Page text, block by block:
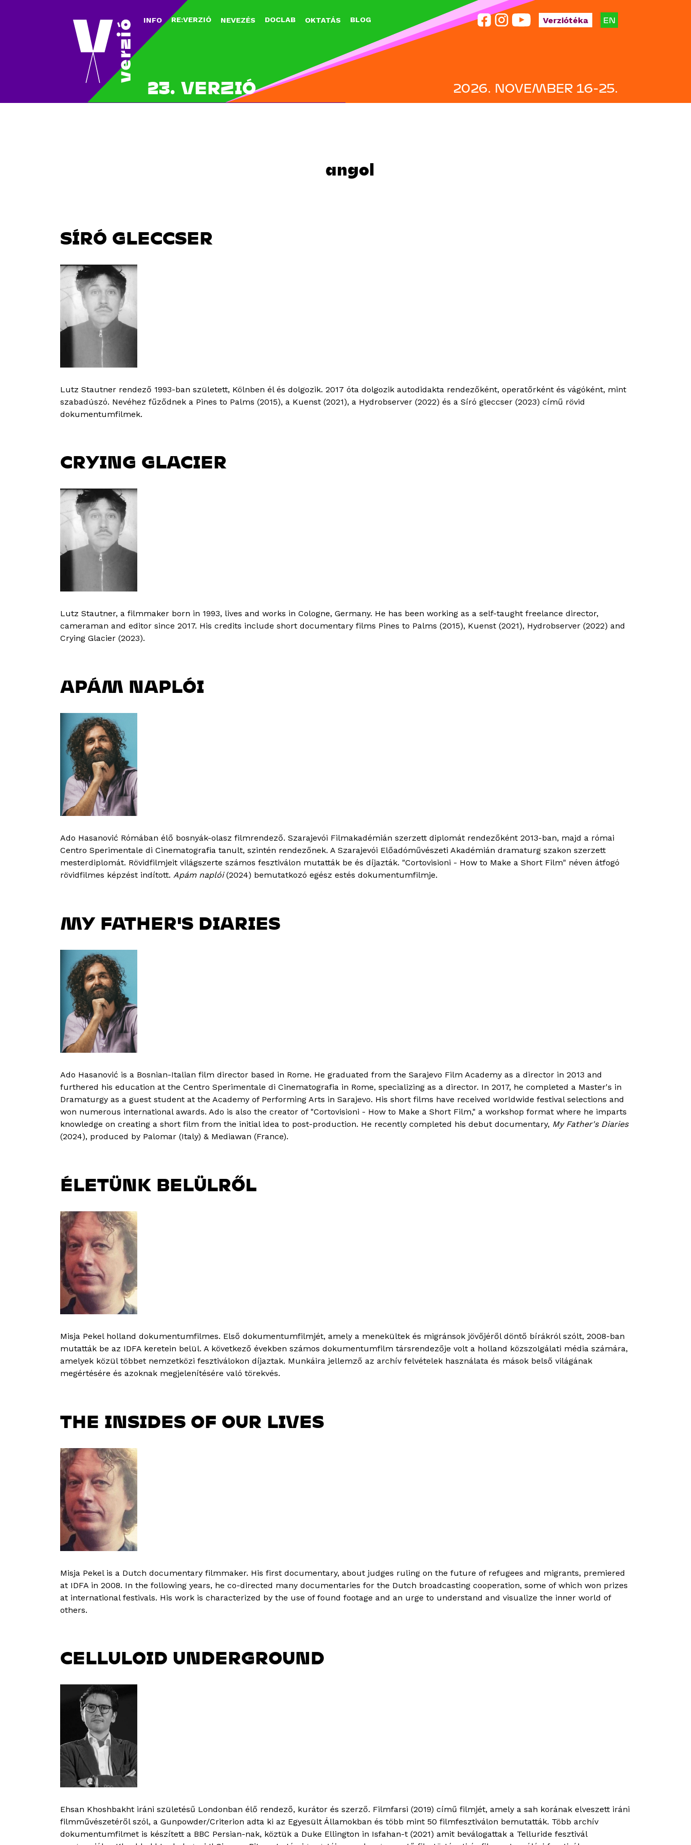
INFO RE:VERZIÓ NEVEZÉS DOCLAB OKTATÁS BLOG EN
23. VERZIÓ 2026. NOVEMBER 16-25.
Verziótéka
angol
SÍRÓ GLECCSER
Lutz Stautner rendező 1993-ban született, Kölnben él és dolgozik. 2017 óta dolgozik autodidakta rendezőként, operatőrként és vágóként, mint
szabadúszó. Nevéhez fűződnek a Pines to Palms (2015), a Kuenst (2021), a Hydrobserver (2022) és a Síró gleccser (2023) című rövid
dokumentumfilmek.
CRYING GLACIER
Lutz Stautner, a filmmaker born in 1993, lives and works in Cologne, Germany. He has been working as a self-taught freelance director,
cameraman and editor since 2017. His credits include short documentary films Pines to Palms (2015), Kuenst (2021), Hydrobserver (2022) and
Crying Glacier (2023).
APÁM NAPLÓI
Ado Hasanović Rómában élő bosnyák-olasz filmrendező. Szarajevói Filmakadémián szerzett diplomát rendezőként 2013-ban, majd a római
Centro Sperimentale di Cinematografia tanult, szintén rendezőnek. A Szarajevói Előadóművészeti Akadémián dramaturg szakon szerzett
mesterdiplomát. Rövidfilmjeit világszerte számos fesztiválon mutatták be és díjazták. "Cortovisioni - How to Make a Short Film" néven átfogó
rövidfilmes képzést indított. Apám naplói(2024) bemutatkozó egész estés dokumentumfilmje.
MY FATHER'S DIARIES
Ado Hasanović is a Bosnian-Italian film director based in Rome. He graduated from the Sarajevo Film Academy as a director in 2013 and
furthered his education at the Centro Sperimentale di Cinematografia in Rome, specializing as a director. In 2017, he completed a Master's in
Dramaturgy as a guest student at the Academy of Performing Arts in Sarajevo. His short films have received worldwide festival selections and
won numerous international awards. Ado is also the creator of "Cortovisioni - How to Make a Short Film," a workshop format where he imparts
knowledge on creating a short film from the initial idea to post-production. He recently completed his debut documentary, My Father's Diaries
(2024), produced by Palomar (Italy) & Mediawan (France).
ÉLETÜNK BELÜLRŐL
Misja Pekel holland dokumentumfilmes. Első dokumentumfilmjét, amely a menekültek és migránsok jövőjéről döntő bírákról szólt, 2008-ban
mutatták be az IDFA keretein belül. A következő években számos dokumentumfilm társrendezője volt a holland közszolgálati média számára,
amelyek közül többet nemzetközi fesztiválokon díjaztak. Munkáira jellemző az archív felvételek használata és mások belső világának
megértésére és azoknak megjelenítésére való törekvés.
THE INSIDES OF OUR LIVES
Misja Pekel is a Dutch documentary filmmaker. His first documentary, about judges ruling on the future of refugees and migrants, premiered
at IDFA in 2008. In the following years, he co-directed many documentaries for the Dutch broadcasting cooperation, some of which won prizes
at international festivals. His work is characterized by the use of found footage and an urge to understand and visualize the inner world of
others.
CELLULOID UNDERGROUND
Ehsan Khoshbakht iráni születésű Londonban élő rendező, kurátor és szerző. Filmfarsi (2019) című filmjét, amely a sah korának elveszett iráni
filmművészetéről szól, a Gunpowder/Criterion adta ki az Egyesült Államokban és több mint 50 filmfesztiválon bemutatták. Több archív
dokumentumfilmet is készített a BBC Persian-nak, köztük a Duke Ellington in Isfahan-t (2021) amit beválogattak a Telluride fesztivál